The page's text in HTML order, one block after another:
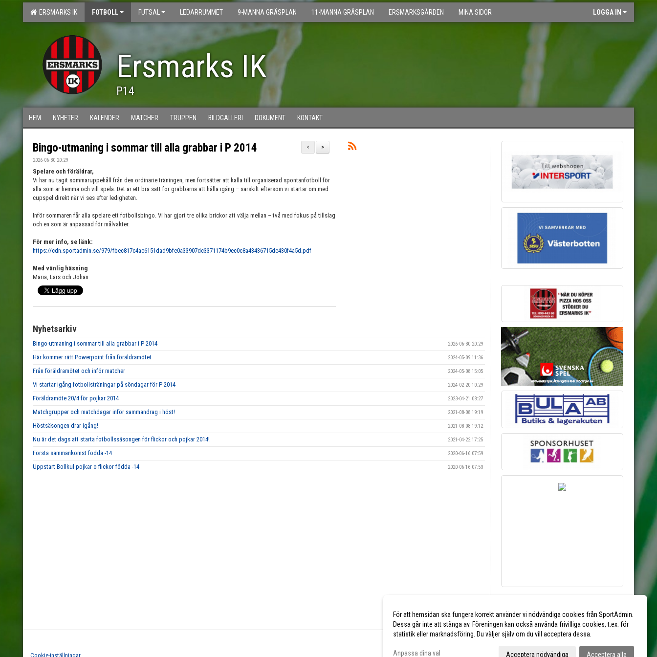
ERSMARKS IK FOTBOLL FUTSAL LEDARRUMMET 9-MANNA GRÄSPLAN 11-MANNA GRÄSPLAN ERSMARKSGÅRDEN MINA SIDOR LOGGA IN
Ersmarks IK
P14
HEM NYHETER KALENDER MATCHER TRUPPEN BILDGALLERI DOKUMENT KONTAKT
>
<
Bingo-utmaning i sommar till alla grabbar i P 2014
2026-06-30 20:29
Spelare och föräldrar,
Vi har nu tagit sommaruppehåll från den ordinarie träningen, men fortsätter att kalla till organiserad spontanfotboll för
alla som är hemma och vill spela. Det är ett bra sätt för grabbarna att hålla igång – särskilt eftersom vi startar om med
cupspel direkt när vi ses efter ledigheten.
Inför sommaren får alla spelare ett fotbollsbingo. Vi har gjort tre olika brickor att välja mellan – två med fokus på tillslag
och en som är anpassad för målvakter.
För mer info, se länk:
https://cdn.sportadmin.se/979/fbec817c4ac6151dad9bfe0a33907dc3371174b9ec0c8a43436715de430f4a5d.pdf
Med vänlig häsning
Maria, Lars och Johan
Nyhetsarkiv
Bingo-utmaning i sommar till alla grabbar i P 2014 2026-06-30 20:29
Här kommer rätt Powerpoint från föräldramötet 2024-05-09 11:36
Från föräldramötet och inför matcher 2024-05-08 15:05
Vi startar igång fotbollsträningar på söndagar för P 2014 2024-02-20 10:29
Föräldramöte 20/4 för pojkar 2014 2023-04-21 08:27
Matchgrupper och matchdagar inför sammandrag i höst! 2021-08-08 19:19
Höstsäsongen drar igång! 2021-08-08 19:12
Nu är det dags att starta fotbollssäsongen för flickor och pojkar 2014! 2021-04-22 17:25
Första sammankomst födda -14 2020-06-16 07:59
Uppstart Bollkul pojkar o flickor födda -14 2020-06-16 07:53
Kontakta kansliet via mejl tillkansliet@eik.se
Cookie-inställningar
För att hemsidan ska fungera korrekt använder vi nödvändiga cookies från SportAdmin.
Dessa går inte att stänga av. Föreningen kan också använda frivilliga cookies, t.ex. för
statistik eller marknadsföring. Du väljer själv om du vill acceptera dessa.
Anpassa dina val Acceptera nödvändiga Acceptera alla